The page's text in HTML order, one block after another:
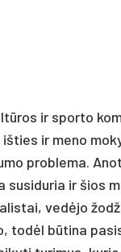
ir sporto
ir meno
problema.
susiduria ir šios
vedėjo
todėl būtina